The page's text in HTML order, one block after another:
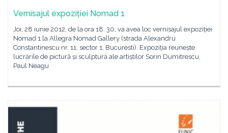
Vernisajul expoziției Nomad 1
Joi, 28 iunie 2012, de la ora 18. 30, va avea loc vernisajul expoziției
Nomad 1 la Allegra Nomad Gallery (strada Alexandru
Constantinescu nr. 11, sector 1, Bucuresti). Expoziția reunește
lucrările de pictură și sculptură ale artiștilor Sorin Dumitrescu,
Paul Neagu